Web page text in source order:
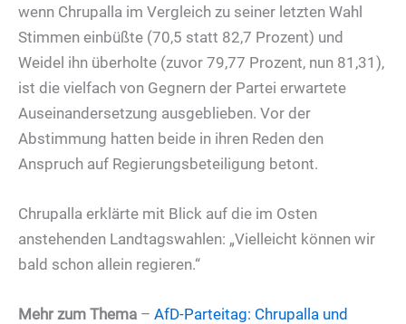
wenn Chrupalla im Vergleich zu seiner letzten Wahl
Stimmen einbüßte (70,5 statt 82,7 Prozent) und
Weidel ihn überholte (zuvor 79,77 Prozent, nun 81,31),
ist die vielfach von Gegnern der Partei erwartete
Auseinandersetzung ausgeblieben. Vor der
Abstimmung hatten beide in ihren Reden den
Anspruch auf Regierungsbeteiligung betont.
Chrupalla erklärte mit Blick auf die im Osten
anstehenden Landtagswahlen: „Vielleicht können wir
bald schon allein regieren.“
Mehr zum Thema – AfD-Parteitag: Chrupalla und